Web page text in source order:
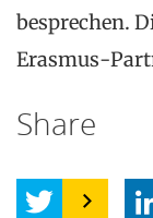
besprechen.
Erasmus-
Share